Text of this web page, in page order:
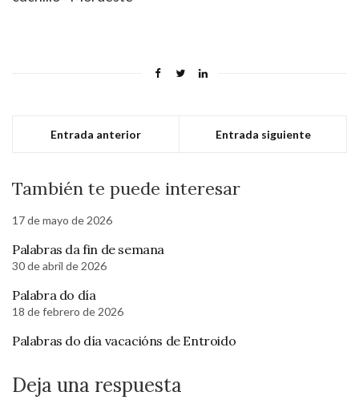
Entrada anterior Entrada siguiente
También te puede interesar
17 de mayo de 2026
Palabras da fin de semana
30 de abril de 2026
Palabra do día
18 de febrero de 2026
Palabras do día vacacións de Entroido
Deja una respuesta